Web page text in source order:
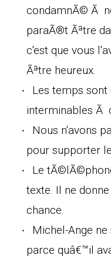
condamnÃ© Ã
paraÃ®t Ãªtre
c'est que vous
Ãªtre heureux.
Les temps
interminables Ã
Nous n'avons
pour supporter
Le
texte. Il ne
chance.
Michel-Ange
parce quâ€™il